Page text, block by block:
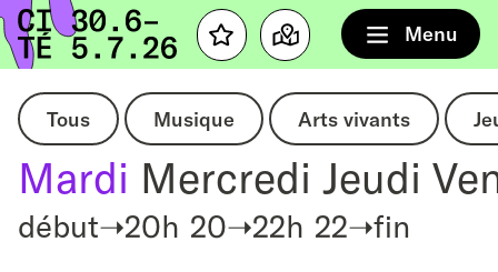
Tous
Musique Arts vivants
Mardi Mercredi Jeudi
début➝20h 20➝22h 22➝fin